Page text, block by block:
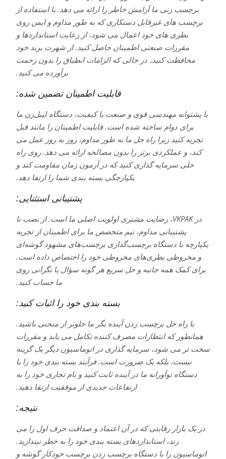
برچسب زنی ما آرامش خاطر را ارائه می دهد. با استفاده از
برچسب های غیرقابل دستکاری که به طور مداوم و ایمن روی
بطری های خود اعمال می شود، از رعایت استانداردها و
مقررات صنعتی اطمینان حاصل کنید. از شهرت برند خود
محافظت کنید، در حالی که الزامات انطباق را بدون زحمت
برآورده می کنید.
قابلیت اطمینان تضمین شده:
با پشتوانه مهندسی قوی و صنعت با کیفیت، دستگاه لیبل‌زن ما
برای دوام ساخته شده است. قابلیت اطمینان را مانند قبل
تجربه کنید زیرا راه حل ما به طور مداوم، روز به روز عمل می
کند، و عملکردی برتر را بدون مصالحه ارائه می دهد. روی راه
حلی سرمایه گذاری کنید که در آزمون زمان مقاومت کند و
یکپارچگی بسته بندی شما را ارتقا دهد.
پشتیبانی استثنایی:
در VKPAK، رضایت مشتری اولویت اصلی ما است. از نصب تا
پشتیبانی مداوم، تیم متخصص ما برای اطمینان از تجربه
یکپارچه با دستگاه برچسب‌گذاری برچسب‌های مشهود گوشه‌ای
و مخروطی بطری‌های مخروطی خود را اختصاص داده است.
برای کمک همه جانبه و حل سریع هر گونه سؤال یا نگرانی روی
ما حساب کنید.
بسته بندی خود را اثبات کنید:
با راه حل برچسب زدن آینده نگر ما جلوتر از منحنی باشید.
همانطور که انتظارات مصرف کننده تکامل می یابد و مقررات
سخت تر می شود، سرمایه گذاری در اتوماسیون دیگر یک گزینه
نیست، بلکه یک ضرورت است. فرآیند بسته بندی خود را با
دستگاه نوآورانه ما در آینده ثابت کنید و نام تجاری خود را به
ارتفاعات جدیدی از موفقیت ارتقا دهید.
نتیجه:
در یک بازار رقابتی که در آن اعتماد و صداقت حرف اول را می
زند، استانداردهای بسته بندی خود را به خطر نیندازید.
اتوماسیون را با دستگاه برچسب زدن برچسب خودکار گوشه و